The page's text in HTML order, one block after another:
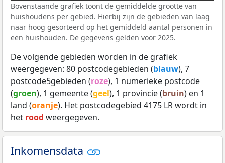
Bovenstaande grafiek toont de gemiddelde grootte van
huishoudens per gebied. Hierbij zijn de gebieden van laag
naar hoog gesorteerd op het gemiddeld aantal personen in
een huishouden. De gegevens gelden voor 2025.
De volgende gebieden worden in de grafiek
weergegeven: 80 postcodegebieden (blauw), 7
postcode5gebieden (roze), 1 numerieke postcode
(groen), 1 gemeente (geel), 1 provincie (bruin) en 1
land (oranje). Het postcodegebied 4175 LR wordt in
het rood weergegeven.
Inkomensdata